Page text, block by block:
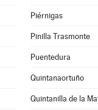
Piérnigas
Pinilla Trasmonte
Puentedura
Quintanaortuño
Quintanilla de la